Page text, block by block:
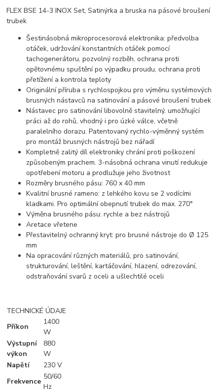
FLEX BSE 14-3 INOX Set, Satinýrka a bruska na pásové broušení
trubek
Šestinásobná mikroprocesorová elektronika: předvolba
otáček, udržování konstantních otáček pomocí
tachogenerátoru, pozvolný rozběh, ochrana proti
opětovnému spuštění po výpadku proudu, ochrana proti
přetížení a kontrola teploty
Originální příruba s rychlospojkou pro výměnu systémových
brusných nástavců na satinování a pásové broušení trubek
Nástavec pro satinování libovolně stavitelný, umožňující
práci až do rohů, vhodný i pro úzké válce, včetně
paralelního dorazu. Patentovaný rychlo-výměnný systém
pro montáž brusných nástrojů bez nářadí
Kompletně zalitý díl elektroniky chrání proti poškození
způsobeným prachem. 3-násobná ochrana vinutí redukuje
opotřebení motoru a prodlužuje jeho životnost
Rozměry brusného pásu: 760 x 40 mm
Kvalitní brusné rameno: z lehkého kovu se 2 vodícími
kladkami. Pro optimální obepnutí trubek do max. 270°
Výměna brusného pásu: rychle a bez nástrojů
Aretace vřetene
Přestavitelný ochranný kryt: pro brusné nástroje do Ø 125
mm
Na opracování různých materiálů, pro satinování,
strukturování, leštění, kartáčování, hlazení, odrezování,
odstraňování svarů z oceli a ušlechtilé oceli
TECHNICKÉ ÚDAJE
Příkon
1400
W
Výstupní
výkon
880
W
Napětí
230 V
Frekvence
50/60
Hz